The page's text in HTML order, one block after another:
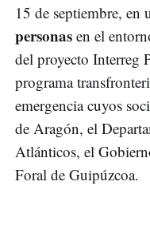
15 de septiembre, en
personas en el
del proyecto
programa
emergencia cuyos
de Aragón, el
Atlánticos, el
Foral de Guipúzcoa.